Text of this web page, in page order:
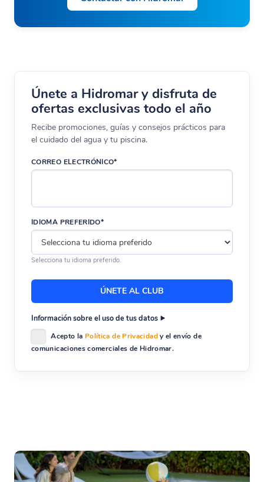
Únete a Hidromar y disfruta de
ofertas exclusivas todo el año
Recibe promociones, guías y consejos prácticos para
el cuidado del agua y tu piscina.
CORREO ELECTRÓNICO*
IDIOMA PREFERIDO*
Selecciona tu idioma preferido.
Información sobre el uso de tus datos
Acepto la Política de Privacidady el envío de
comunicaciones comerciales de Hidromar.